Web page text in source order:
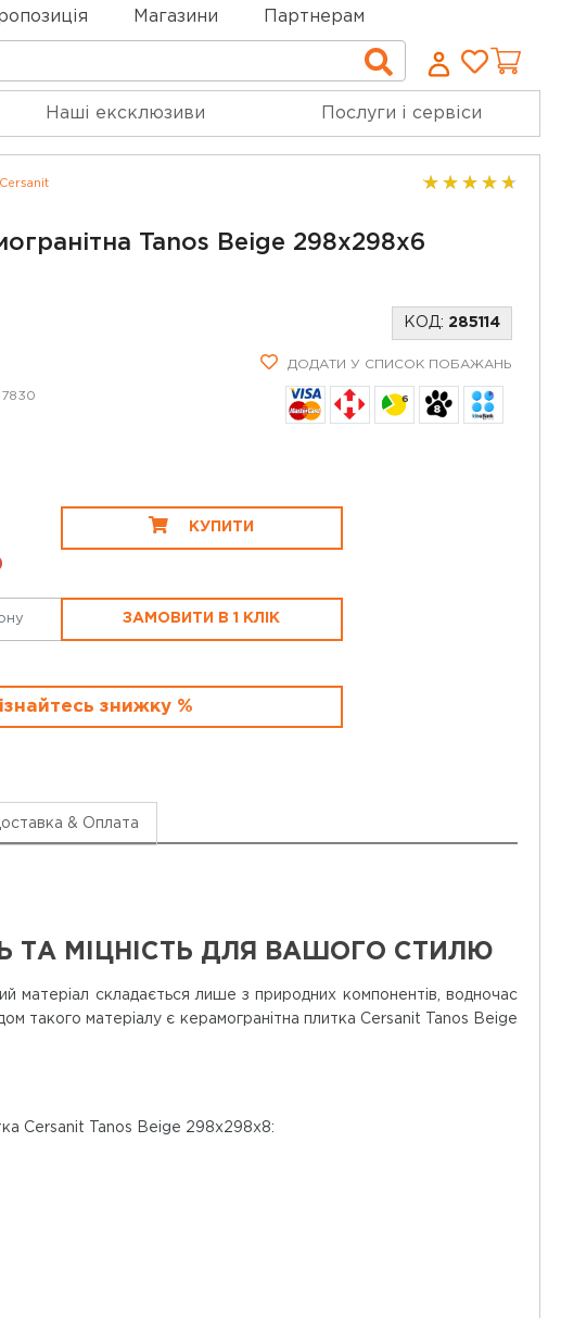
Магазини Партнерам
Пошук
Наші ексклюзиви Послуги і сервіси
Tanos Beige 298x298x6
КОД: 285114
ДОДАТИ У СПИСОК ПОБАЖАНЬ
6
КУПИТИ
ЗАМОВИТИ В 1 КЛІК
знижку %
& Оплата
ТА МІЦНІСТЬ ДЛЯ ВАШОГО СТИЛЮ
матеріал складається лише з природних компонентів, водночас
такого матеріалу є керамогранітна плитка Cersanit Tanos Beige
Cersanit Tanos Beige 298x298x8: